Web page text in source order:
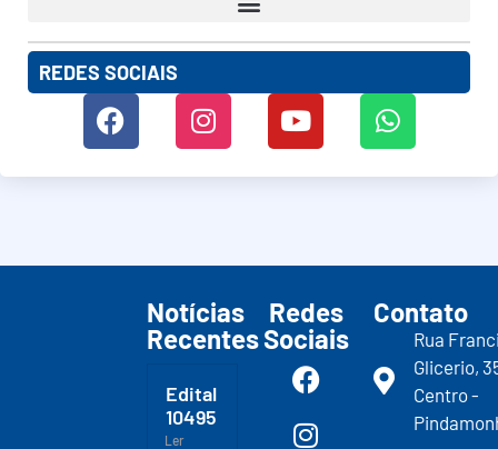
REDES SOCIAIS
Notícias
Recentes
Edital
10495
Ler
Redes
Sociais
Contato
Rua
Glicerio,
Centro -